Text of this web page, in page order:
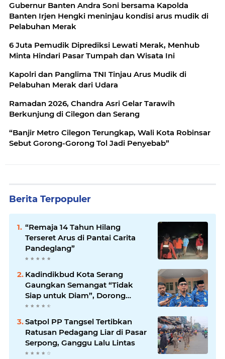
Gubernur Banten Andra Soni bersama Kapolda
Banten Irjen Hengki meninjau kondisi arus mudik di
Pelabuhan Merak
6 Juta Pemudik Diprediksi Lewati Merak, Menhub
Minta Hindari Pasar Tumpah dan Wisata Ini
Kapolri dan Panglima TNI Tinjau Arus Mudik di
Pelabuhan Merak dari Udara
Ramadan 2026, Chandra Asri Gelar Tarawih
Berkunjung di Cilegon dan Serang
“Banjir Metro Cilegon Terungkap, Wali Kota Robinsar
Sebut Gorong-Gorong Tol Jadi Penyebab”
Berita Terpopuler
“Remaja 14 Tahun Hilang
Terseret Arus di Pantai Carita
Pandeglang”
Kadindikbud Kota Serang
Gaungkan Semangat “Tidak
Siap untuk Diam”, Dorong
Layanan Lebih Responsif
Satpol PP Tangsel Tertibkan
Ratusan Pedagang Liar di Pasar
Serpong, Ganggu Lalu Lintas